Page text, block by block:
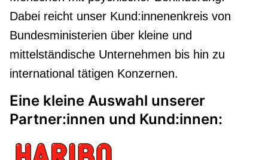
Dabei reicht unser Kund:innenenkreis von
Bundesministerien über kleine und
mittelständische Unternehmen bis hin zu
international tätigen Konzernen.
Eine kleine Auswahl unserer
Partner:innen und Kund:innen: